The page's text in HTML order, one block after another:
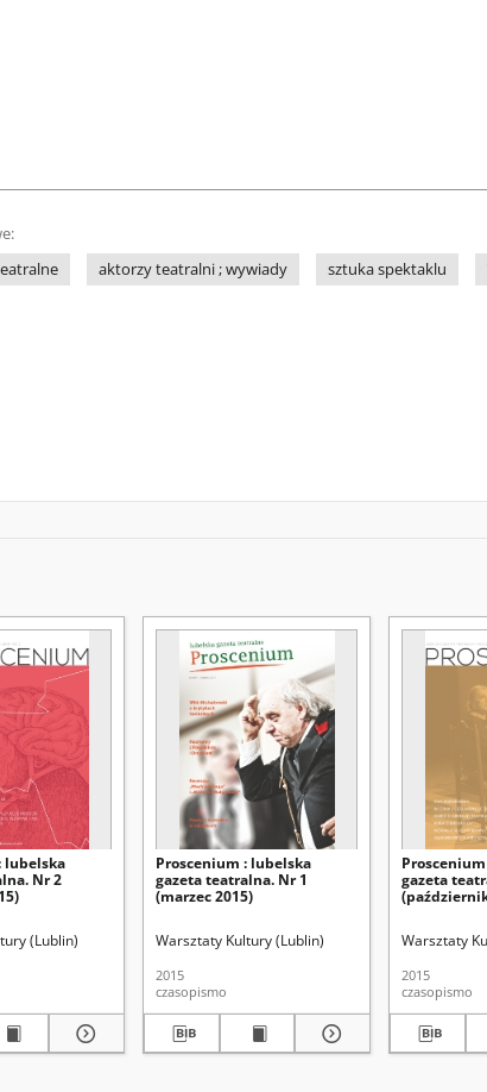
aktorzy teatralni ; wywiady sztuka spektaklu
lubelska
Nr 2
(Lublin)
Proscenium : lubelska
gazeta teatralna. Nr 1
(marzec 2015)
Warsztaty Kultury (Lublin)
2015
czasopismo
gazeta
Warsztaty
2015
czasopismo